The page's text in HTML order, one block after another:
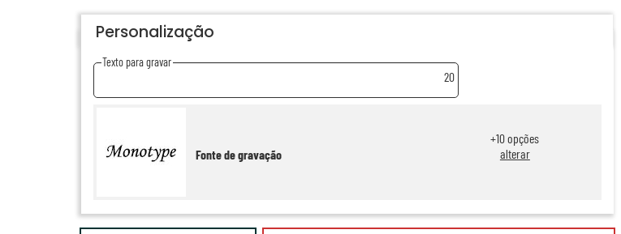
Personalização
Texto para gravar
20
Fonte de gravação
+10opções
alterar